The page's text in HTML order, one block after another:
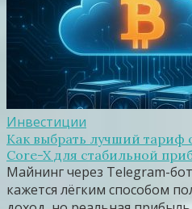
Инвестиции
Как выбрать лучший тариф
Core-X для стабильной
Майнинг через Telegram-
кажется лёгким способом